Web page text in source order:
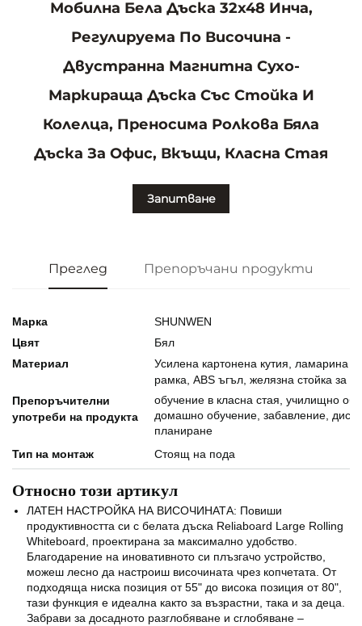
Мобилна Бела Дъска 32x48 Инча,
Регулируема По Височина -
Двустранна Магнитна Сухо-
Маркираща Дъска Със Стойка И
Колелца, Преносима Ролкова Бяла
Дъска За Офис, Вкъщи, Класна Стая
Запитване
Преглед Препоръчани продукти
Марка
SHUNWEN
Цвят
Бял
Материал
Усилена картонена кутия, ламарина
рамка, ABS ъгъл, желязна стойка за
Препоръчителни
употреби на продукта
обучение в класна стая, училищно
домашно обучение, забавление,
планиране
Тип на монтаж
Стоящ на пода
Относно този артикул
ЛАТЕН НАСТРОЙКА НА ВИСОЧИНАТА: Повиши
продуктивността си с белата дъска Reliaboard Large Rolling
Whiteboard, проектирана за максимално удобство.
Благодарение на иновативното си плъзгачо устройство,
можеш лесно да настроиш височината чрез копчетата. От
подходяща ниска позиция от 55" до висока позиция от 80",
тази функция е идеална както за възрастни, така и за деца.
Забрави за досадното разглобяване и сглобяване –